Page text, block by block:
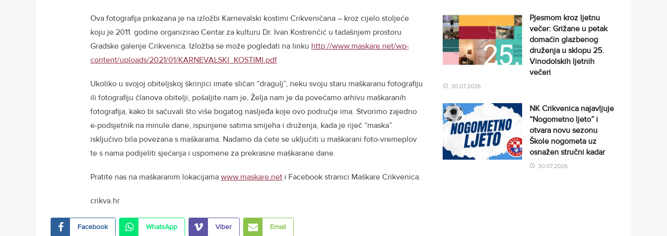
Ova fotografija prikazana je na izložbi Karnevalski kostimi Crikveničana – kroz cijelo stoljeće
koju je 2011. godine organizirao Centar za kulturu Dr. Ivan Kostrenčić u tadašnjem prostoru
Gradske galerije Crikvenica. Izložba se može pogledati na linku http://www.maskare.net/wp-
content/uploads/2021/01/KARNEVALSKI_KOSTIMI.pdf
Ukoliko u svojoj obiteljskoj škrinjici imate sličan “dragulj”, neku svoju staru maškaranu fotografiju
ili fotografiju članova obitelji, pošaljite nam je. Želja nam je da povećamo arhivu maškaranih
fotografija, kako bi sačuvali što više bogatog nasljeđa koje ovo područje ima. Stvorimo zajedno
e-podsjetnik na minule dane, ispunjene satima smijeha i druženja, kada je riječ “maska”
isključivo bila povezana s maškarama. Nadamo da ćete se uključiti u maškarani foto-vremeplov
te s nama podijeliti sjećanja i uspomene za prekrasne maškarane dane.
Pratite nas na maškaranim lokacijama www.maskare.net i Facebook stranici Maškare Crikvenica.
crikva.hr
Facebook WhatsApp Viber Email
Pjesmom kroz ljetnu
večer: Grižane u petak
domaćin glazbenog
druženja u sklopu 25.
Vinodolskih ljetnih
večeri
30.07.2026
NK Crikvenica najavljuje
“Nogometno ljeto” i
otvara novu sezonu
Škole nogometa uz
osnažen stručni kadar
30.07.2026